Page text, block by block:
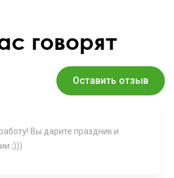
говорят
Оставить отзыв
Вы дарите праздник и
;)))